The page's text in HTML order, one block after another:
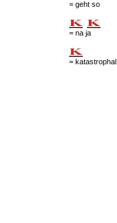
= geht so
= na ja
= katastrophal